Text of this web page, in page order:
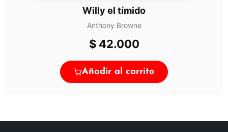
Willy el tímido
Anthony Browne
$42.000
Añadir al carrito